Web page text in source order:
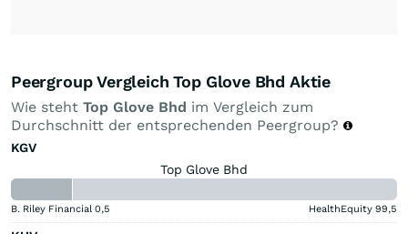
Peergroup Vergleich Top Glove Bhd Aktie
Wie steht Top Glove Bhd im Vergleich zum
Durchschnitt der entsprechenden Peergroup?
KGV
Top Glove Bhd
B. Riley Financial 0,5 HealthEquity 99,5